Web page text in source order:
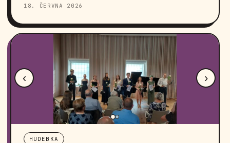
18. ČERVNA 2026
‹ ›
HUDEBKA